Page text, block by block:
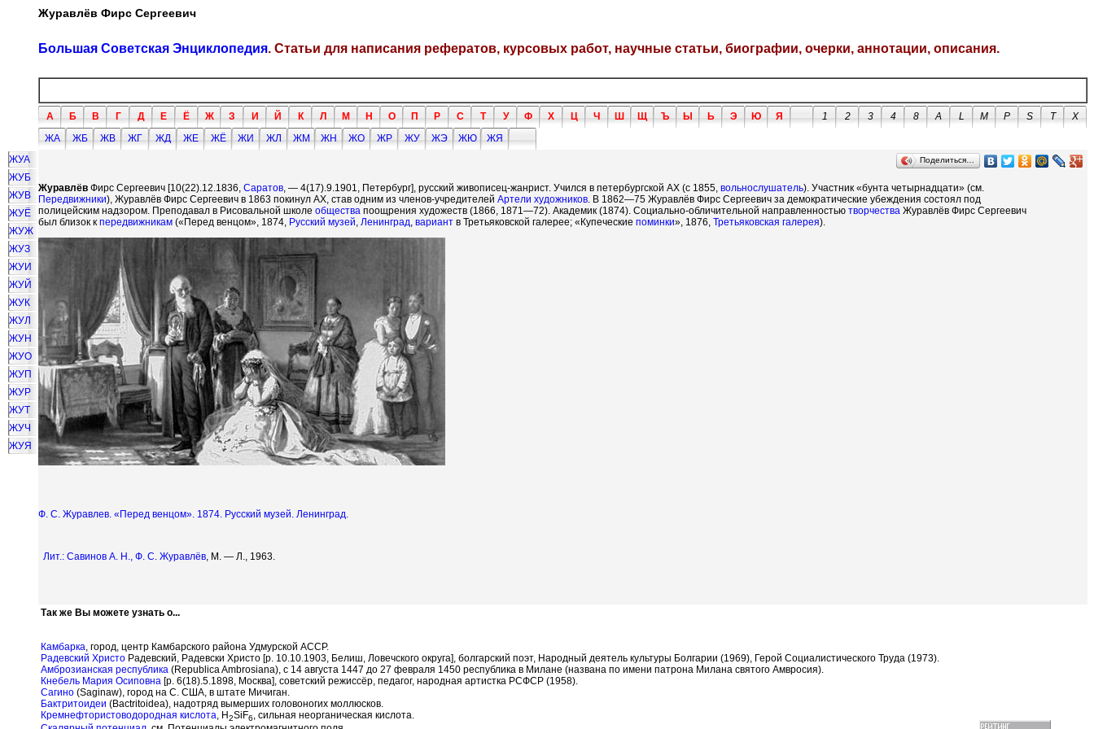
Журавлёв Фирс Сергеевич
Большая Советская Энциклопедия. Статьи для написания рефератов, курсовых работ, научные статьи, биографии, очерки, аннотации, описания.
А Б В Г Д Е Ё Ж З И Й К Л М Н О П Р С Т У Ф Х Ц Ч Ш Щ Ъ Ы Ь Э Ю Я 1 2 3 4 8 A L M P S T
X
ЖА
ЖБ ЖВ ЖГ ЖД ЖЕ ЖЁ ЖИ ЖЛ ЖМ ЖН ЖО ЖР ЖУ ЖЭ ЖЮ
ЖЯ
ЖУА
ЖУБ
ЖУВ
ЖУЁ
ЖУЖ
ЖУЗ
ЖУИ
ЖУЙ
ЖУК
ЖУЛ
ЖУН
ЖУО
ЖУП
ЖУР
ЖУТ
ЖУЧ
ЖУЯ
Поделиться…
Журавлёв Фирс Сергеевич [10(22).12.1836, Саратов, — 4(17).9.1901, Петербург], русский живописец-жанрист. Учился в петербургской АХ (с 1855, вольнослушатель). Участник «бунта четырнадцати» (см.
Передвижники), Журавлёв Фирс Сергеевич в 1863 покинул АХ, став одним из членов-учредителей Артели художников. В 1862—75 Журавлёв Фирс Сергеевич за демократические убеждения состоял под
полицейским надзором. Преподавал в Рисовальной школе общества поощрения художеств (1866, 1871—72). Академик (1874). Социально-обличительной направленностью творчества Журавлёв Фирс Сергеевич
был близок к передвижникам («Перед венцом», 1874, Русский музей, Ленинград, вариант в Третьяковской галерее; «Купеческие поминки», 1876, Третьяковская галерея).
Ф. С. Журавлев. «Перед венцом». 1874. Русский музей. Ленинград.
Лит.: Савинов А. Н., Ф. С. Журавлёв, М. — Л., 1963.
Так же Вы можете узнать о...
Камбарка, город, центр Камбарского района Удмурской АССР.
Радевский Христо Радевский, Радевски Христо [р. 10.10.1903, Белиш, Ловечского округа], болгарский поэт, Народный деятель культуры Болгарии (1969), Герой Социалистического Труда (1973).
Амброзианская республика (Republica Ambrosiana), с 14 августа 1447 до 27 февраля 1450 республика в Милане (названа по имени патрона Милана святого Амвросия).
Кнебель Мария Осиповна [р. 6(18).5.1898, Москва], советский режиссёр, педагог, народная артистка РСФСР (1958).
Сагино (Saginaw), город на С. США, в штате Мичиган.
Бактритоидеи (Bactritoidea), надотряд вымерших головоногих моллюсков.
Кремнефтористоводородная кислота, H2SiF6, сильная неорганическая кислота.